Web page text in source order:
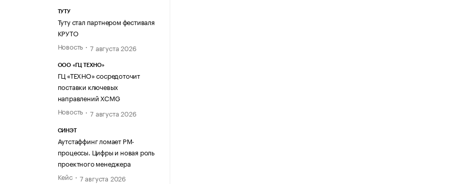
ТУТУ
Туту стал партнером фестиваля
КРУТО
Новость
7 августа 2026
ООО «ГЦ ТЕХНО»
ГЦ «ТЕХНО» сосредоточит
поставки ключевых
направлений XCMG
Новость
7 августа 2026
СИНЭТ
Аутстаффинг ломает PM-
процессы. Цифры и новая роль
проектного менеджера
Кейс
7 августа 2026